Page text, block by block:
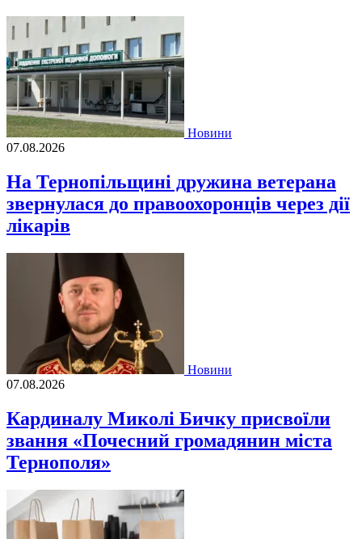
Новини
07.08.2026
На Тернопільщині дружина ветерана
звернулася до правоохоронців через дії
лікарів
Новини
07.08.2026
Кардиналу Миколі Бичку присвоїли
звання «Почесний громадянин міста
Тернополя»